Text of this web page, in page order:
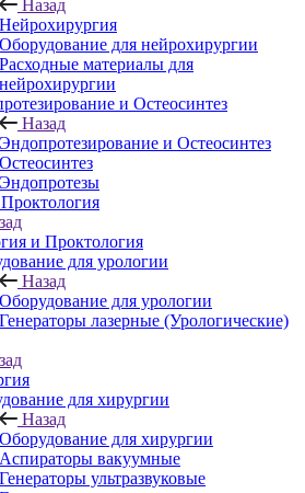
Назад
Нейрохирургия
Оборудование для нейрохирургии
Расходные материалы для
нейрохирургии
и Остеосинтез
Назад
Эндопротезирование и Остеосинтез
Остеосинтез
Эндопротезы
и Проктология
для урологии
Назад
Оборудование для урологии
Генераторы лазерные (Урологические)
для хирургии
Назад
Оборудование для хирургии
Аспираторы вакуумные
Генераторы ультразвуковые